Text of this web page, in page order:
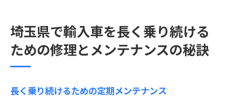
埼玉県で輸入車を長く乗り続ける
ための修理とメンテナンスの秘訣
長く乗り続けるための定期メンテナンス